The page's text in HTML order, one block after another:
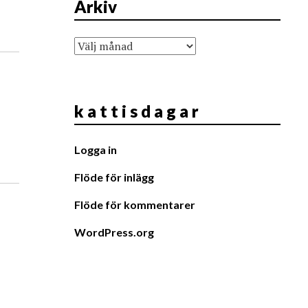
Arkiv
Arkiv
k a t t i s d a g a r
Logga in
Flöde för inlägg
Flöde för kommentarer
WordPress.org